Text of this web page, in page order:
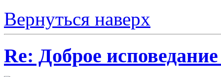
Вернуться наверх
Re: Доброе